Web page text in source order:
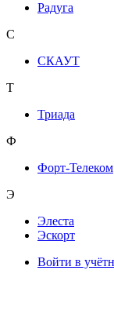
Радуга
С
СКАУТ
Т
Триада
Ф
Форт-Телеком
Э
Элеста
Эскорт
Войти в